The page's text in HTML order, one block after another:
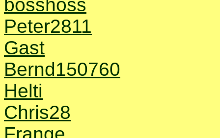
bosshoss
Peter2811
Gast
Bernd150760
Helti
Chris28
Frange